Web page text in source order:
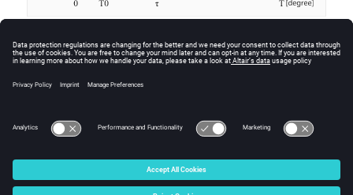
Matériau anisotrope
© 2025 Altair Engineering, Inc. All Rights Reserved.